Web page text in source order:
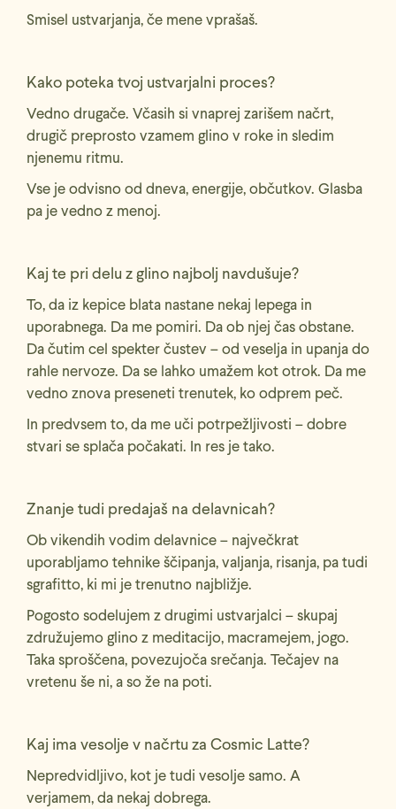
Smisel ustvarjanja, če mene vprašaš.
Kako poteka tvoj ustvarjalni proces?
Vedno drugače. Včasih si vnaprej zarišem načrt,
drugič preprosto vzamem glino v roke in sledim
njenemu ritmu.
Vse je odvisno od dneva, energije, občutkov. Glasba
pa je vedno z menoj.
Kaj te pri delu z glino najbolj navdušuje?
To, da iz kepice blata nastane nekaj lepega in
uporabnega. Da me pomiri. Da ob njej čas obstane.
Da čutim cel spekter čustev – od veselja in upanja do
rahle nervoze. Da se lahko umažem kot otrok. Da me
vedno znova preseneti trenutek, ko odprem peč.
In predvsem to, da me uči potrpežljivosti – dobre
stvari se splača počakati. In res je tako.
Znanje tudi predajaš na delavnicah?
Ob vikendih vodim delavnice – največkrat
uporabljamo tehnike ščipanja, valjanja, risanja, pa tudi
sgrafitto, ki mi je trenutno najbližje.
Pogosto sodelujem z drugimi ustvarjalci – skupaj
združujemo glino z meditacijo, macramejem, jogo.
Taka sproščena, povezujoča srečanja. Tečajev na
vretenu še ni, a so že na poti.
Kaj ima vesolje v načrtu za Cosmic Latte?
Nepredvidljivo, kot je tudi vesolje samo. A
verjamem, da nekaj dobrega.